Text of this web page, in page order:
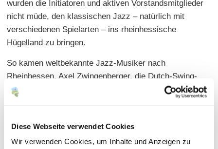
Diese Webseite verwendet Cookies
Wir verwenden Cookies, um Inhalte und Anzeigen zu
wurden die Initiatoren und aktiven Vorstandsmitglieder
nicht müde, den klassischen Jazz – natürlich mit
verschiedenen Spielarten – ins rheinhessische
Hügelland zu bringen.
So kamen weltbekannte Jazz-Musiker nach
Rheinhessen. Axel Zwingenberger, die Dutch-Swing-
College Band, Chris Barber mit seiner Band, All-that-
an eine erfolgreiche Symbiose besteht. Man hörte Dave
Brubeck, Klaus Doldinger, Martina Eisenreich, Emil